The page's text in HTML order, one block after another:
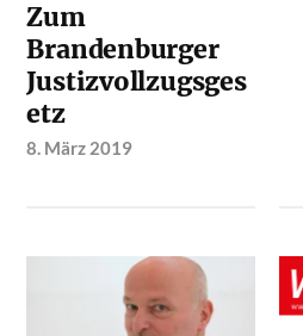
Zum
Brandenburger
Justizvollzugsges
etz
8. März 2019